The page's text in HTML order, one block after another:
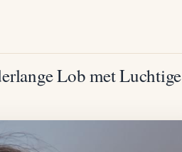
Lob met Luchtige